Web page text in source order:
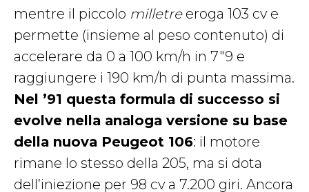
mentre il piccolo milletreeroga 103 cv e
permette (insieme al peso contenuto) di
accelerare da 0 a 100 km/h in 7″9 e
raggiungere i 190 km/h di punta massima.
Nel ’91 questa formula di successo si
evolve nella analoga versione su base
della nuova Peugeot 106: il motore
rimane lo stesso della 205, ma si dota
dell’iniezione per 98 cv a 7.200 giri. Ancora